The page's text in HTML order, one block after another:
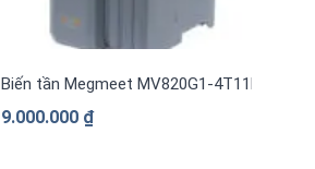
Biến tần Megmeet MV820G1-4T11B 11kW
9.000.000 ₫